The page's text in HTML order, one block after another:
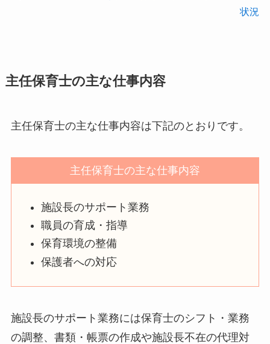
状況
主任保育士の主な仕事内容
主任保育士の主な仕事内容は下記のとおりです。
主任保育士の主な仕事内容
施設長のサポート業務
職員の育成・指導
保育環境の整備
保護者への対応
施設長のサポート業務には保育士のシフト・業務
の調整、書類・帳票の作成や施設長不在の代理対